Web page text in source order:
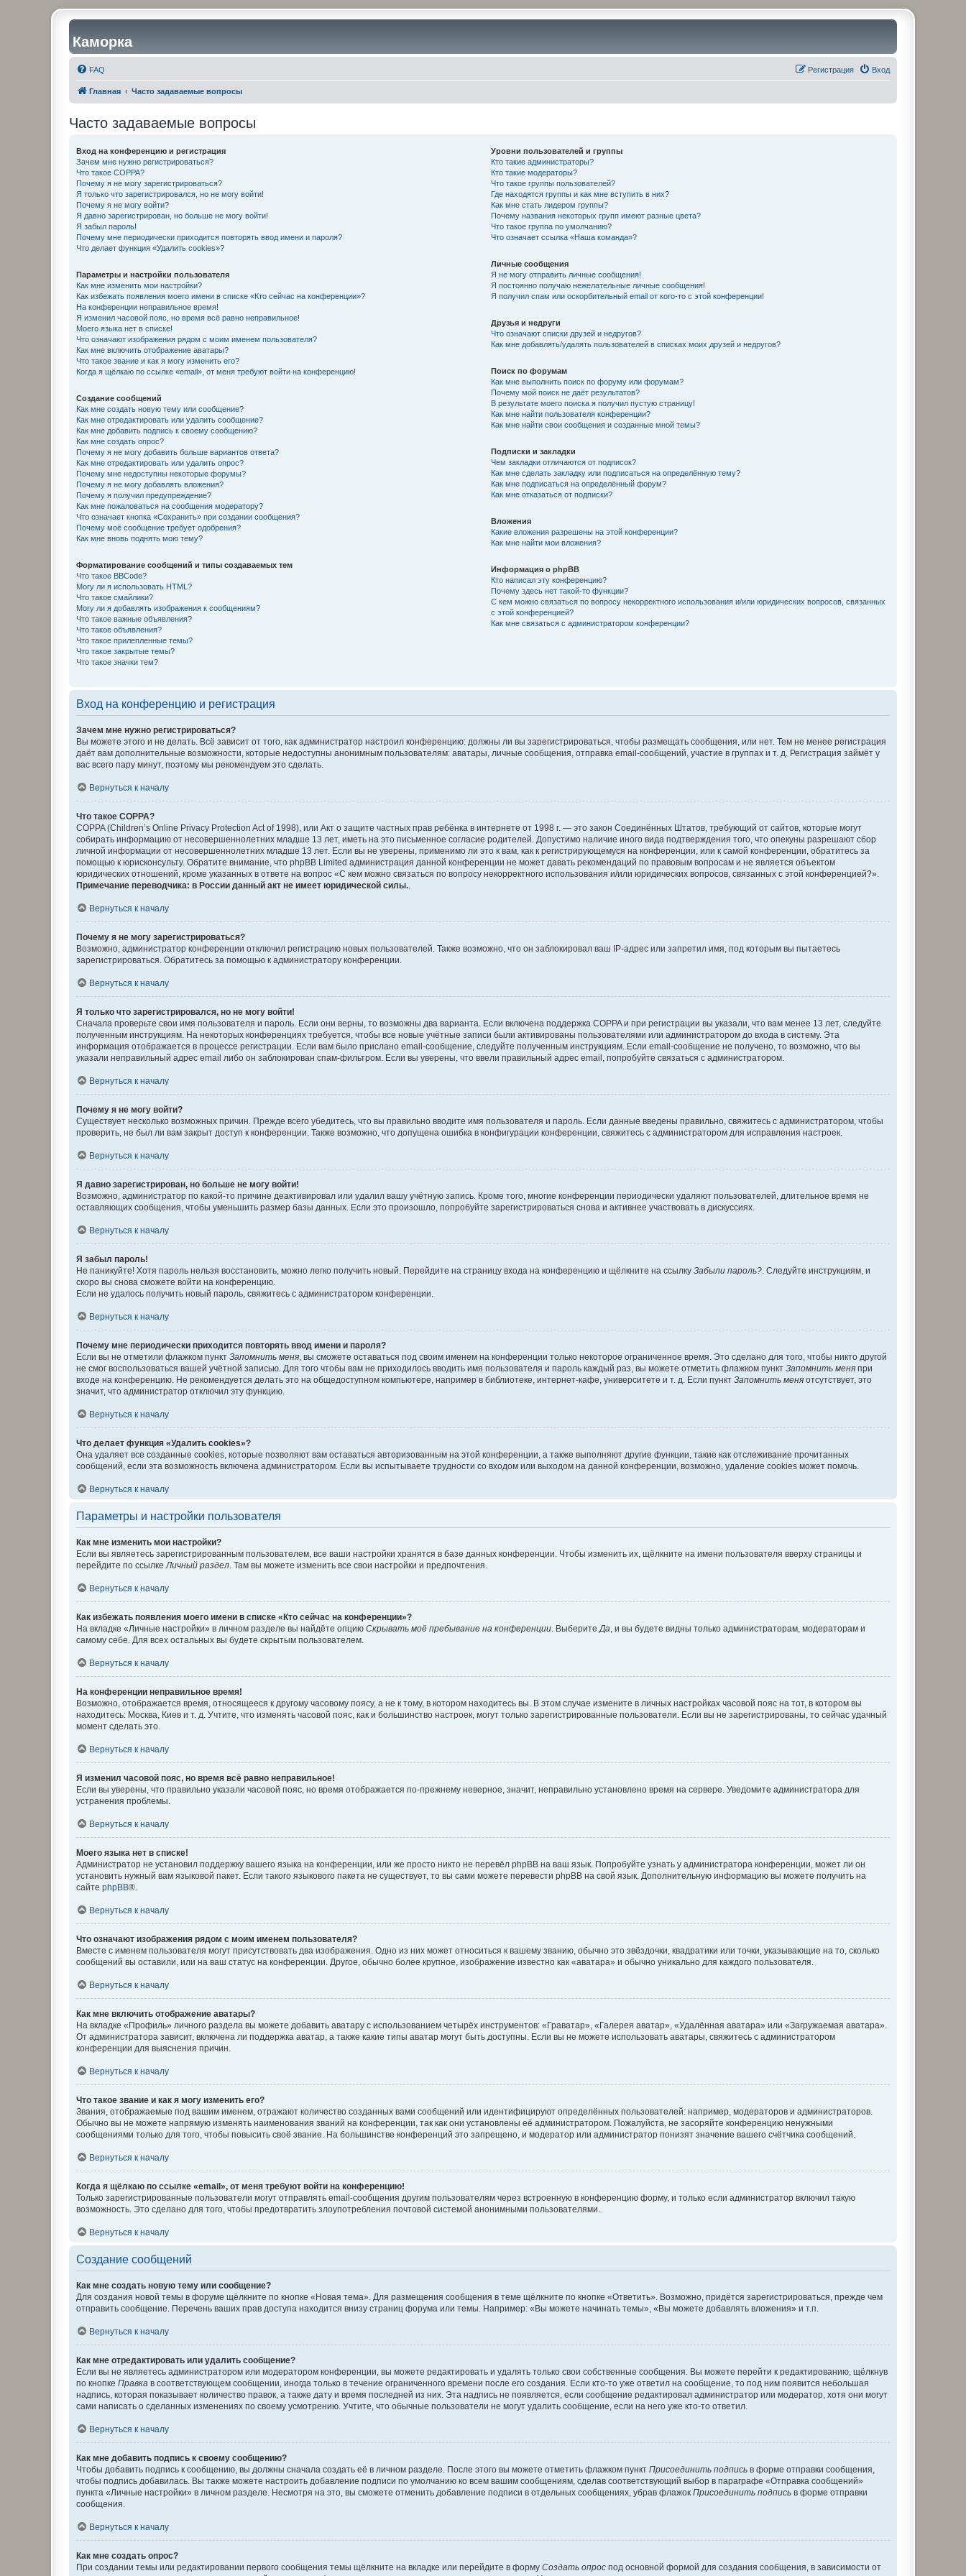
Каморка
FAQ Вход
Регистрация
Главная Часто задаваемые вопросы
Часто задаваемые вопросы
Вход на конференцию и регистрация
Зачем мне нужно регистрироваться?
Что такое COPPA?
Почему я не могу зарегистрироваться?
Я только что зарегистрировался, но не могу войти!
Почему я не могу войти?
Я давно зарегистрирован, но больше не могу войти!
Я забыл пароль!
Почему мне периодически приходится повторять ввод имени и пароля?
Что делает функция «Удалить cookies»?
Параметры и настройки пользователя
Как мне изменить мои настройки?
Как избежать появления моего имени в списке «Кто сейчас на конференции»?
На конференции неправильное время!
Я изменил часовой пояс, но время всё равно неправильное!
Моего языка нет в списке!
Что означают изображения рядом с моим именем пользователя?
Как мне включить отображение аватары?
Что такое звание и как я могу изменить его?
Когда я щёлкаю по ссылке «email», от меня требуют войти на конференцию!
Создание сообщений
Как мне создать новую тему или сообщение?
Как мне отредактировать или удалить сообщение?
Как мне добавить подпись к своему сообщению?
Как мне создать опрос?
Почему я не могу добавить больше вариантов ответа?
Как мне отредактировать или удалить опрос?
Почему мне недоступны некоторые форумы?
Почему я не могу добавлять вложения?
Почему я получил предупреждение?
Как мне пожаловаться на сообщения модератору?
Что означает кнопка «Сохранить» при создании сообщения?
Почему моё сообщение требует одобрения?
Как мне вновь поднять мою тему?
Форматирование сообщений и типы создаваемых тем
Что такое BBCode?
Могу ли я использовать HTML?
Что такое смайлики?
Могу ли я добавлять изображения к сообщениям?
Что такое важные объявления?
Что такое объявления?
Что такое прилепленные темы?
Что такое закрытые темы?
Что такое значки тем?
Уровни пользователей и группы
Кто такие администраторы?
Кто такие модераторы?
Что такое группы пользователей?
Где находятся группы и как мне вступить в них?
Как мне стать лидером группы?
Почему названия некоторых групп имеют разные цвета?
Что такое группа по умолчанию?
Что означает ссылка «Наша команда»?
Личные сообщения
Я не могу отправить личные сообщения!
Я постоянно получаю нежелательные личные сообщения!
Я получил спам или оскорбительный email от кого-то с этой конференции!
Друзья и недруги
Что означают списки друзей и недругов?
Как мне добавлять/удалять пользователей в списках моих друзей и недругов?
Поиск по форумам
Как мне выполнить поиск по форуму или форумам?
Почему мой поиск не даёт результатов?
В результате моего поиска я получил пустую страницу!
Как мне найти пользователя конференции?
Как мне найти свои сообщения и созданные мной темы?
Подписки и закладки
Чем закладки отличаются от подписок?
Как мне сделать закладку или подписаться на определённую тему?
Как мне подписаться на определённый форум?
Как мне отказаться от подписки?
Вложения
Какие вложения разрешены на этой конференции?
Как мне найти мои вложения?
Информация о phpBB
Кто написал эту конференцию?
Почему здесь нет такой-то функции?
С кем можно связаться по вопросу некорректного использования и/или юридических вопросов, связанных
с этой конференцией?
Как мне связаться с администратором конференции?
Вход на конференцию и регистрация
Зачем мне нужно регистрироваться?
Вы можете этого и не делать. Всё зависит от того, как администратор настроил конференцию: должны ли вы зарегистрироваться, чтобы размещать сообщения, или нет. Тем не менее регистрация
даёт вам дополнительные возможности, которые недоступны анонимным пользователям: аватары, личные сообщения, отправка email-сообщений, участие в группах и т. д. Регистрация займёт у
вас всего пару минут, поэтому мы рекомендуем это сделать.
Вернуться к началу
Что такое COPPA?
COPPA (Children’s Online Privacy Protection Act of 1998), или Акт о защите частных прав ребёнка в интернете от 1998 г. — это закон Соединённых Штатов, требующий от сайтов, которые могут
собирать информацию от несовершеннолетних младше 13 лет, иметь на это письменное согласие родителей. Допустимо наличие иного вида подтверждения того, что опекуны разрешают сбор
личной информации от несовершеннолетних младше 13 лет. Если вы не уверены, применимо ли это к вам, как к регистрирующемуся на конференции, или к самой конференции, обратитесь за
помощью к юрисконсульту. Обратите внимание, что phpBB Limited администрация данной конференции не может давать рекомендаций по правовым вопросам и не является объектом
юридических отношений, кроме указанных в ответе на вопрос «С кем можно связаться по вопросу некорректного использования и/или юридических вопросов, связанных с этой конференцией?».
Примечание переводчика: в России данный акт не имеет юридической силы..
Вернуться к началу
Почему я не могу зарегистрироваться?
Возможно, администратор конференции отключил регистрацию новых пользователей. Также возможно, что он заблокировал ваш IP-адрес или запретил имя, под которым вы пытаетесь
зарегистрироваться. Обратитесь за помощью к администратору конференции.
Вернуться к началу
Я только что зарегистрировался, но не могу войти!
Сначала проверьте свои имя пользователя и пароль. Если они верны, то возможны два варианта. Если включена поддержка COPPA и при регистрации вы указали, что вам менее 13 лет, следуйте
полученным инструкциям. На некоторых конференциях требуется, чтобы все новые учётные записи были активированы пользователями или администратором до входа в систему. Эта
информация отображается в процессе регистрации. Если вам было прислано email-сообщение, следуйте полученным инструкциям. Если email-сообщение не получено, то возможно, что вы
указали неправильный адрес email либо он заблокирован спам-фильтром. Если вы уверены, что ввели правильный адрес email, попробуйте связаться с администратором.
Вернуться к началу
Почему я не могу войти?
Существует несколько возможных причин. Прежде всего убедитесь, что вы правильно вводите имя пользователя и пароль. Если данные введены правильно, свяжитесь с администратором, чтобы
проверить, не был ли вам закрыт доступ к конференции. Также возможно, что допущена ошибка в конфигурации конференции, свяжитесь с администратором для исправления настроек.
Вернуться к началу
Я давно зарегистрирован, но больше не могу войти!
Возможно, администратор по какой-то причине деактивировал или удалил вашу учётную запись. Кроме того, многие конференции периодически удаляют пользователей, длительное время не
оставляющих сообщения, чтобы уменьшить размер базы данных. Если это произошло, попробуйте зарегистрироваться снова и активнее участвовать в дискуссиях.
Вернуться к началу
Я забыл пароль!
Не паникуйте! Хотя пароль нельзя восстановить, можно легко получить новый. Перейдите на страницу входа на конференцию и щёлкните на ссылку Забыли пароль?. Следуйте инструкциям, и
скоро вы снова сможете войти на конференцию.
Если не удалось получить новый пароль, свяжитесь с администратором конференции.
Вернуться к началу
Почему мне периодически приходится повторять ввод имени и пароля?
Если вы не отметили флажком пункт Запомнить меня, вы сможете оставаться под своим именем на конференции только некоторое ограниченное время. Это сделано для того, чтобы никто другой
не смог воспользоваться вашей учётной записью. Для того чтобы вам не приходилось вводить имя пользователя и пароль каждый раз, вы можете отметить флажком пункт Запомнить меня при
входе на конференцию. Не рекомендуется делать это на общедоступном компьютере, например в библиотеке, интернет-кафе, университете и т. д. Если пункт Запомнить меня отсутствует, это
значит, что администратор отключил эту функцию.
Вернуться к началу
Что делает функция «Удалить cookies»?
Она удаляет все созданные cookies, которые позволяют вам оставаться авторизованным на этой конференции, а также выполняют другие функции, такие как отслеживание прочитанных
сообщений, если эта возможность включена администратором. Если вы испытываете трудности со входом или выходом на данной конференции, возможно, удаление cookies может помочь.
Вернуться к началу
Параметры и настройки пользователя
Как мне изменить мои настройки?
Если вы являетесь зарегистрированным пользователем, все ваши настройки хранятся в базе данных конференции. Чтобы изменить их, щёлкните на имени пользователя вверху страницы и
перейдите по ссылкеЛичный раздел. Там вы можете изменить все свои настройки и предпочтения.
Вернуться к началу
Как избежать появления моего имени в списке «Кто сейчас на конференции»?
На вкладке «Личные настройки» в личном разделе вы найдёте опцию Скрывать моё пребывание на конференции. ВыберитеДа, и вы будете видны только администраторам, модераторам и
самому себе. Для всех остальных вы будете скрытым пользователем.
Вернуться к началу
На конференции неправильное время!
Возможно, отображается время, относящееся к другому часовому поясу, а не к тому, в котором находитесь вы. В этом случае измените в личных настройках часовой пояс на тот, в котором вы
находитесь: Москва, Киев и т. д. Учтите, что изменять часовой пояс, как и большинство настроек, могут только зарегистрированные пользователи. Если вы не зарегистрированы, то сейчас удачный
момент сделать это.
Вернуться к началу
Я изменил часовой пояс, но время всё равно неправильное!
Если вы уверены, что правильно указали часовой пояс, но время отображается по-прежнему неверное, значит, неправильно установлено время на сервере. Уведомите администратора для
устранения проблемы.
Вернуться к началу
Моего языка нет в списке!
Администратор не установил поддержку вашего языка на конференции, или же просто никто не перевёл phpBB на ваш язык. Попробуйте узнать у администратора конференции, может ли он
установить нужный вам языковой пакет. Если такого языкового пакета не существует, то вы сами можете перевести phpBB на свой язык. Дополнительную информацию вы можете получить на
сайте phpBB®.
Вернуться к началу
Что означают изображения рядом с моим именем пользователя?
Вместе с именем пользователя могут присутствовать два изображения. Одно из них может относиться к вашему званию, обычно это звёздочки, квадратики или точки, указывающие на то, сколько
сообщений вы оставили, или на ваш статус на конференции. Другое, обычно более крупное, изображение известно как «аватара» и обычно уникально для каждого пользователя.
Вернуться к началу
Как мне включить отображение аватары?
На вкладке «Профиль» личного раздела вы можете добавить аватару с использованием четырёх инструментов: «Граватар», «Галерея аватар», «Удалённая аватара» или «Загружаемая аватара».
От администратора зависит, включена ли поддержка аватар, а также какие типы аватар могут быть доступны. Если вы не можете использовать аватары, свяжитесь с администратором
конференции для выяснения причин.
Вернуться к началу
Что такое звание и как я могу изменить его?
Звания, отображаемые под вашим именем, отражают количество созданных вами сообщений или идентифицируют определённых пользователей: например, модераторов и администраторов.
Обычно вы не можете напрямую изменять наименования званий на конференции, так как они установлены её администратором. Пожалуйста, не засоряйте конференцию ненужными
сообщениями только для того, чтобы повысить своё звание. На большинстве конференций это запрещено, и модератор или администратор понизят значение вашего счётчика сообщений.
Вернуться к началу
Когда я щёлкаю по ссылке «email», от меня требуют войти на конференцию!
Только зарегистрированные пользователи могут отправлять email-сообщения другим пользователям через встроенную в конференцию форму, и только если администратор включил такую
возможность. Это сделано для того, чтобы предотвратить злоупотребления почтовой системой анонимными пользователями.
Вернуться к началу
Создание сообщений
Как мне создать новую тему или сообщение?
Для создания новой темы в форуме щёлкните по кнопке «Новая тема». Для размещения сообщения в теме щёлкните по кнопке «Ответить». Возможно, придётся зарегистрироваться, прежде чем
отправить сообщение. Перечень ваших прав доступа находится внизу страниц форума или темы. Например: «Вы можете начинать темы», «Вы можете добавлять вложения» и т.п.
Вернуться к началу
Как мне отредактировать или удалить сообщение?
Если вы не являетесь администратором или модератором конференции, вы можете редактировать и удалять только свои собственные сообщения. Вы можете перейти к редактированию, щёлкнув
по кнопке Правка в соответствующем сообщении, иногда только в течение ограниченного времени после его создания. Если кто-то уже ответил на сообщение, то под ним появится небольшая
надпись, которая показывает количество правок, а также дату и время последней из них. Эта надпись не появляется, если сообщение редактировал администратор или модератор, хотя они могут
сами написать о сделанных изменениях по своему усмотрению. Учтите, что обычные пользователи не могут удалить сообщение, если на него уже кто-то ответил.
Вернуться к началу
Как мне добавить подпись к своему сообщению?
Чтобы добавить подпись к сообщению, вы должны сначала создать её в личном разделе. После этого вы можете отметить флажком пункт Присоединить подпись в форме отправки сообщения,
чтобы подпись добавилась. Вы также можете настроить добавление подписи по умолчанию ко всем вашим сообщениям, сделав соответствующий выбор в параграфе «Отправка сообщений»
пункта «Личные настройки» в личном разделе. Несмотря на это, вы сможете отменить добавление подписи в отдельных сообщениях, убрав флажок Присоединить подпись в форме отправки
сообщения.
Вернуться к началу
Как мне создать опрос?
При создании темы или редактировании первого сообщения темы щёлкните на вкладке или перейдите в форму Создать опрос под основной формой для создания сообщения, в зависимости от